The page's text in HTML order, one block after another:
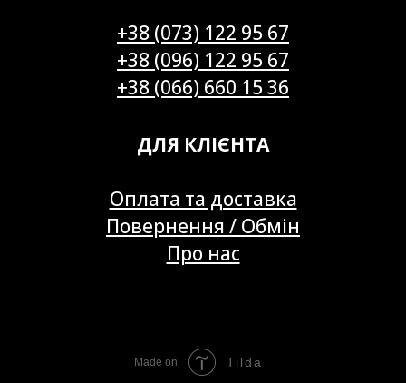
+38 (073) 122 95 67
+38 (096) 122 95 67
+38 (066) 660 15 36
ДЛЯ КЛІЄНТА
Оплата та доставка
Повернення / Обмін
Про нас
Made on Tilda